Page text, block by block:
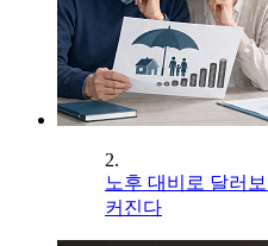
2.
노후 대비로 달러
커진다